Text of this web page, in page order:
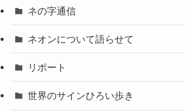
ネの字通信
ネオンについて語らせて
リポート
世界のサインひろい歩き